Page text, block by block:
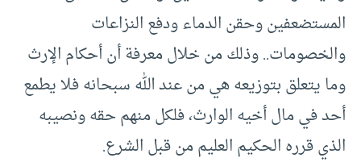
المستضعفين وحقن الدماء ودفع النزاعات
والخصومات.. وذلك من خلال معرفة أن أحكام الإرث
وما يتعلق بتوزيعه هي من عند الله سبحانه فلا يطمع
أحد في مال أخيه الوارث، فلكل منهم حقه ونصيبه
الذي قرره الحكيم العليم من قبل الشرع.